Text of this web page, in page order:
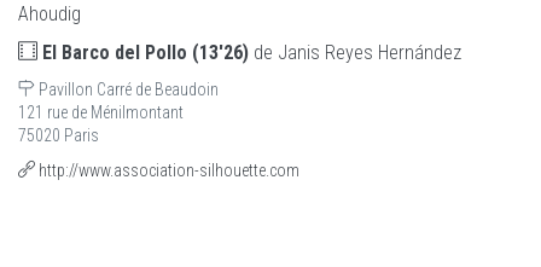
Ahoudig
El Barco del Pollo (13'26) de Janis Reyes Hernández
Pavillon Carré de Beaudoin
121 rue de Ménilmontant
75020 Paris
http://www.association-silhouette.com